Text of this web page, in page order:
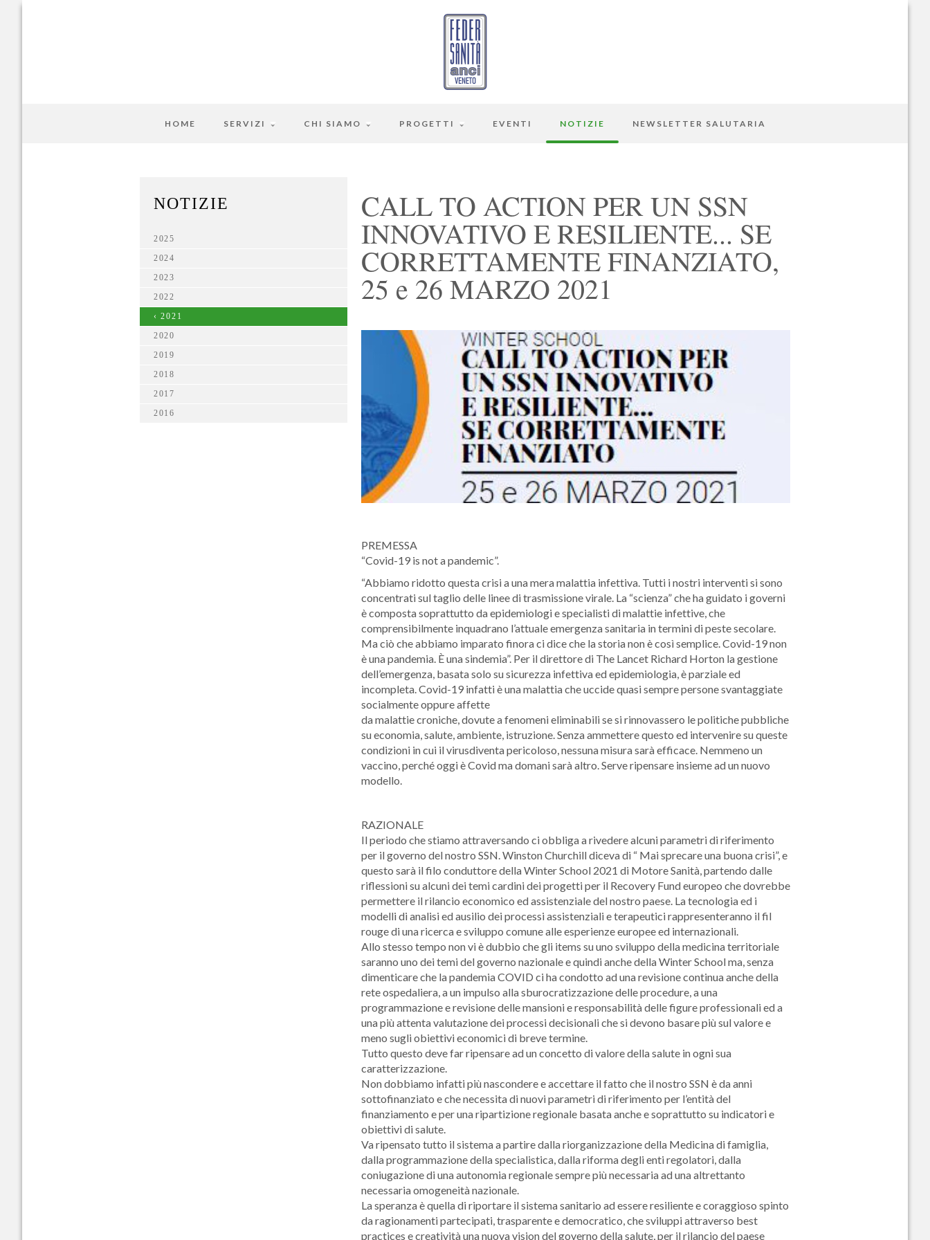
HOME SERVIZI CHI SIAMO PROGETTI EVENTI NOTIZIE NEWSLETTER SALUTARIA
NOTIZIE
2025
2024
2023
2022
‹ 2021
2020
2019
2018
2017
2016
CALL TO ACTION PER UN SSN
INNOVATIVO E RESILIENTE... SE
CORRETTAMENTE FINANZIATO,
25 e 26 MARZO 2021
PREMESSA
“Covid-19 is not a pandemic”.
“Abbiamo ridotto questa crisi a una mera malattia infettiva. Tutti i nostri interventi si sono
concentrati sul taglio delle linee di trasmissione virale. La “scienza” che ha guidato i governi
è composta soprattutto da epidemiologi e specialisti di malattie infettive, che
comprensibilmente inquadrano l’attuale emergenza sanitaria in termini di peste secolare.
Ma ciò che abbiamo imparato finora ci dice che la storia non è così semplice. Covid-19 non
è una pandemia. È una sindemia”. Per il direttore di The Lancet Richard Horton la gestione
dell’emergenza, basata solo su sicurezza infettiva ed epidemiologia, è parziale ed
incompleta. Covid-19 infatti è una malattia che uccide quasi sempre persone svantaggiate
socialmente oppure affette
da malattie croniche, dovute a fenomeni eliminabili se si rinnovassero le politiche pubbliche
su economia, salute, ambiente, istruzione. Senza ammettere questo ed intervenire su queste
condizioni in cui il virusdiventa pericoloso, nessuna misura sarà efficace. Nemmeno un
vaccino, perché oggi è Covid ma domani sarà altro. Serve ripensare insieme ad un nuovo
modello.
RAZIONALE
Il periodo che stiamo attraversando ci obbliga a rivedere alcuni parametri di riferimento
per il governo del nostro SSN. Winston Churchill diceva di “ Mai sprecare una buona crisi”, e
questo sarà il filo conduttore della Winter School 2021 di Motore Sanità, partendo dalle
riflessioni su alcuni dei temi cardini dei progetti per il Recovery Fund europeo che dovrebbe
permettere il rilancio economico ed assistenziale del nostro paese. La tecnologia ed i
modelli di analisi ed ausilio dei processi assistenziali e terapeutici rappresenteranno il fil
rouge di una ricerca e sviluppo comune alle esperienze europee ed internazionali.
Allo stesso tempo non vi è dubbio che gli items su uno sviluppo della medicina territoriale
saranno uno dei temi del governo nazionale e quindi anche della Winter School ma, senza
dimenticare che la pandemia COVID ci ha condotto ad una revisione continua anche della
rete ospedaliera, a un impulso alla sburocratizzazione delle procedure, a una
programmazione e revisione delle mansioni e responsabilità delle figure professionali ed a
una più attenta valutazione dei processi decisionali che si devono basare più sul valore e
meno sugli obiettivi economici di breve termine.
Tutto questo deve far ripensare ad un concetto di valore della salute in ogni sua
caratterizzazione.
Non dobbiamo infatti più nascondere e accettare il fatto che il nostro SSN è da anni
sottofinanziato e che necessita di nuovi parametri di riferimento per l’entità del
finanziamento e per una ripartizione regionale basata anche e soprattutto su indicatori e
obiettivi di salute.
Va ripensato tutto il sistema a partire dalla riorganizzazione della Medicina di famiglia,
dalla programmazione della specialistica, dalla riforma degli enti regolatori, dalla
coniugazione di una autonomia regionale sempre più necessaria ad una altrettanto
necessaria omogeneità nazionale.
La speranza è quella di riportare il sistema sanitario ad essere resiliente e coraggioso spinto
da ragionamenti partecipati, trasparente e democratico, che sviluppi attraverso best
practices e creatività una nuova vision del governo della salute, per il rilancio del paese